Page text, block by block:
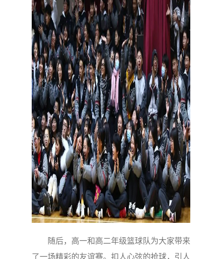
随后，高一和高二年级篮球队为大家带来
了一场精彩的友谊赛。扣人心弦的抢球，引人